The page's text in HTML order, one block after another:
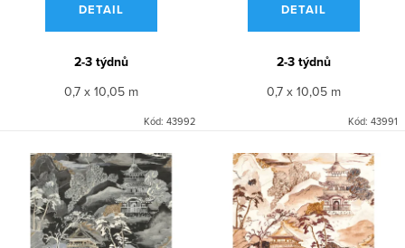
MOUVEMENTS TEXTURES MÉTALLIQUES
GOLFE DU BENGALE
SQUARE JASMIN STRUKTURY
L'ÎLE AUX OISEAUX PANORAMAS
DETAIL
2-3 týdnů
0,7 x 10,05 m
Kód: 43992
DETAIL
2-3 týdnů
0,7 x 10,05 m
Kód: 43991